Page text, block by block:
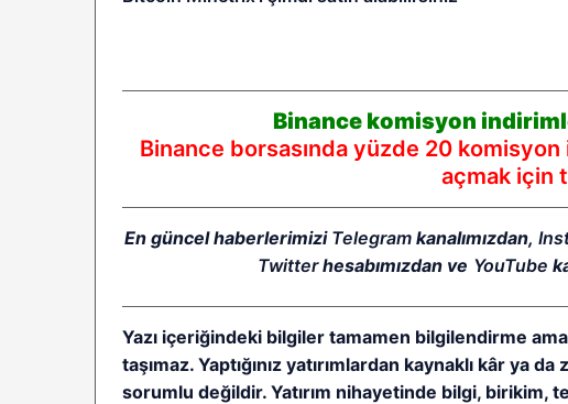
Binance komisyon
Binance borsasında yüzde 20
açmak için
En güncel haberlerimizi Telegram kanalımızdan,
Twitterhesabımızdan ve YouTube
Yazı içeriğindeki bilgiler tamamen bilgilendirme
taşımaz. Yaptığınız yatırımlardan kaynaklı kâr ya
sorumlu değildir. Yatırım nihayetinde bilgi, birikim,